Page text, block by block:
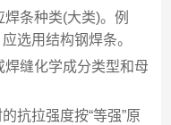
条种类(大类)。例
选用结构钢焊条。
缝化学成分类型和母
抗拉强度按“等强”原